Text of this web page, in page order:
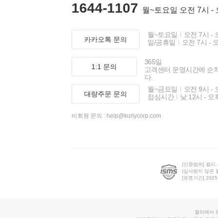
1644-1107 월~토요일 오전 7시 -
카카오톡 문의
월~토요일
오전 7시 -
일/공휴일
오전 7시 -
1:1 문의
365일
고객센터 운영시간에 순
다.
대량주문 문의
월~금요일
오전 9시 -
점심시간
낮 12시 - 오
비회원 문의 : help@kurlycorp.com
[인증범위] 컬리
(심사받지 않은
[유효기간]
컬리에서